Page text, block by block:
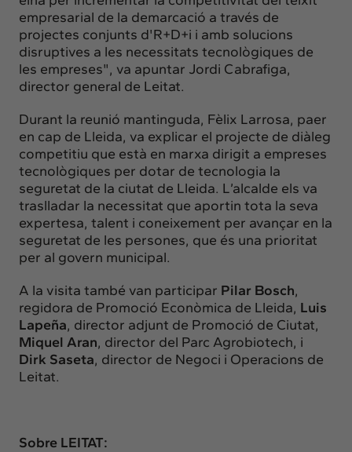
empresarial de la demarcació a través de
projectes conjunts d'R+D+i i amb solucions
disruptives a les necessitats tecnològiques de
les empreses", va apuntar Jordi Cabrafiga,
director general de Leitat.
Durant la reunió mantinguda, Fèlix Larrosa, paer
en cap de Lleida, va explicar el projecte de diàleg
competitiu que està en marxa dirigit a empreses
tecnològiques per dotar de tecnologia la
seguretat de la ciutat de Lleida. L’alcalde els va
traslladar la necessitat que aportin tota la seva
expertesa, talent i coneixement per avançar en la
seguretat de les persones, que és una prioritat
per al govern municipal.
A la visita també van participar Pilar Bosch,
regidora de Promoció Econòmica de Lleida, Luis
Lapeña, director adjunt de Promoció de Ciutat,
Miquel Aran, director del Parc Agrobiotech, i
Dirk Saseta, director de Negoci i Operacions de
Leitat.
Sobre LEITAT: